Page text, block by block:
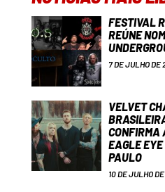
FESTIVAL
REÚNE
7 DE JULHO DE
VELVET
CONFIRMA
EAGLE EYE
PAULO
10 DE JULHO